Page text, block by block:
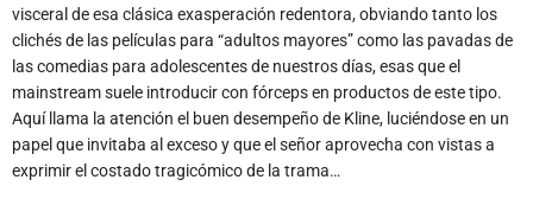
visceral de esa clásica exasperación redentora, obviando tanto los
clichés de las películas para “adultos mayores” como las pavadas de
las comedias para adolescentes de nuestros días, esas que el
mainstream suele introducir con fórceps en productos de este tipo.
Aquí llama la atención el buen desempeño de Kline, luciéndose en un
papel que invitaba al exceso y que el señor aprovecha con vistas a
exprimir el costado tragicómico de la trama…